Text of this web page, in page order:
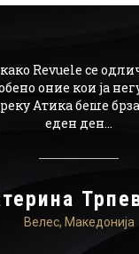
Revuele се
оние кои ја
Атика беше
еден ден...
Велес, Македонија